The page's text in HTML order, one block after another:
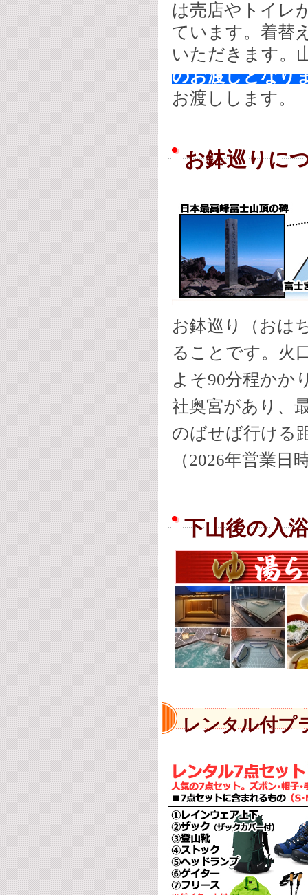
は売店やトイレ
ています。着替
いただきます。
のお渡しとなり
お渡しします。
お鉢巡りに
お鉢巡り（おは
ることです。火
よそ90分程かか
社奥宮があり、
のばせば行ける
（2026年営業日
下山後の入
レンタル付プ